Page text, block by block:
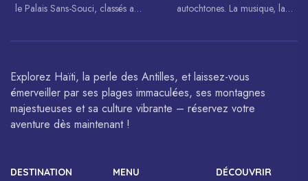
le Palais Sans-Souci, classés au
l’UNESCO.
autochtones. La musique, la
sont célébrés à travers le monde.
Explorez Haïti, la perle des Antilles, et laissez-vous
émerveiller par ses plages immaculées, ses montagnes
majestueuses et sa culture vibrante – réservez votre
aventure dès maintenant !
DESTINATION MENU DÉCOUVRIR